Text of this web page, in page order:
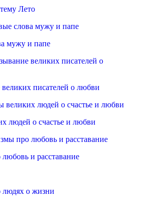
Лето
мужу и папе
писателей о любви
людей о счастье и любви
и расставание
о жизни